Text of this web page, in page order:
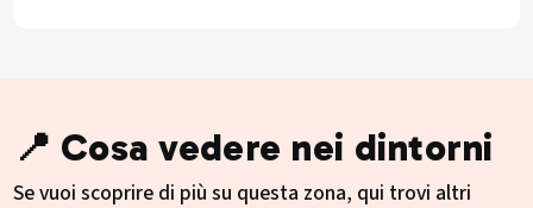
📍 Cosa vedere nei dintorni
Se vuoi scoprire di più su questa zona, qui trovi altri